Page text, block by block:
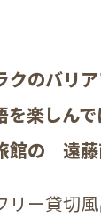
のバリア
を楽しん
館の 遠藤
リー貸切